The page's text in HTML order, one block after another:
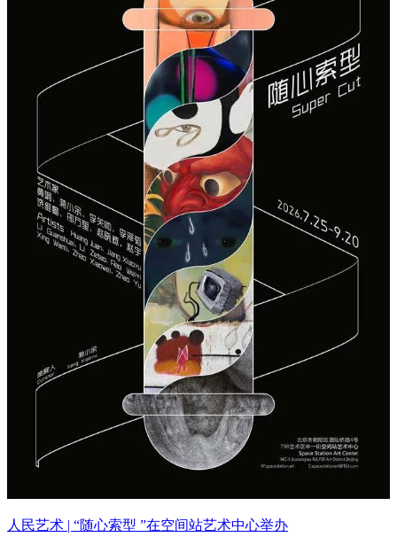
人民艺术 | “随心索型 ”在空间站艺术中心举办